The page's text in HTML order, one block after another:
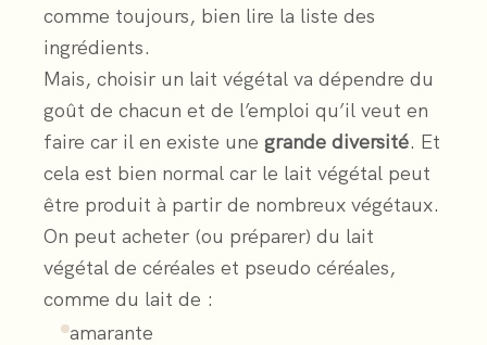
comme toujours, bien lire la liste des
ingrédients.
Mais, choisir un lait végétal va dépendre du
goût de chacun et de l’emploi qu’il veut en
faire car il en existe une grande diversité. Et
cela est bien normal car le lait végétal peut
être produit à partir de nombreux végétaux.
On peut acheter (ou préparer) du lait
végétal de céréales et pseudo céréales,
comme du lait de :
amarante